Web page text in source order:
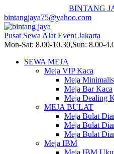
BINTANG
bintangjaya75@yahoo.com
Pusat Sewa Alat Event Jakarta
Mon-Sat: 8.00-10.30,Sun: 8.00-
SEWA MEJA
Meja VIP Kaca
Meja
Meja Bar Kaca
Meja Dealing
MEJA BULAT
Meja Bulat
Meja Bulat
Meja Bulat
Meja IBM
Meja IBM